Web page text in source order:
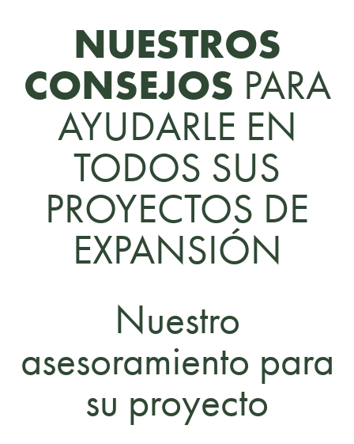
NUESTROS
CONSEJOS PARA
AYUDARLE EN
TODOS SUS
PROYECTOS DE
EXPANSIÓN
Nuestro
asesoramiento para
su proyecto